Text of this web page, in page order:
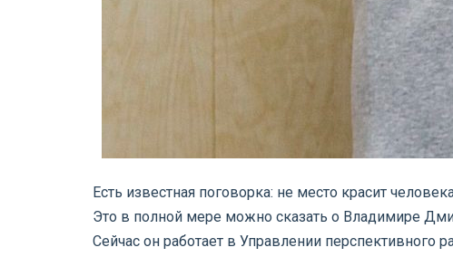
Есть известная поговорка: не место красит
Это в полной мере можно сказать о Владимире
Сейчас он работает в Управлении перспективного